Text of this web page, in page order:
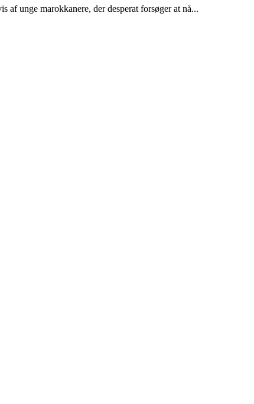
unge marokkanere, der desperat forsøger at nå...